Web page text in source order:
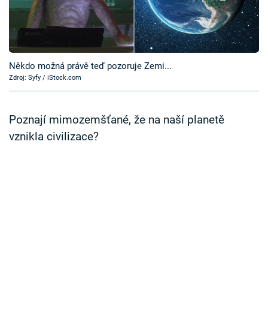
Časopis
Sledujte prima+
Sledujte nás
Někdo možná právě teď pozoruje Zemi...
Zdroj: Syfy / iStock.com
Poznají mimozemšťané, že na naší planetě
vznikla civilizace?